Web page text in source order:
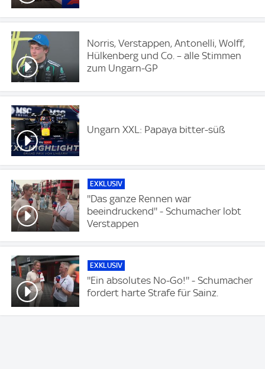
Norris, Verstappen, Antonelli, Wolff,
Hülkenberg und Co. – alle Stimmen
zum Ungarn-GP
Ungarn XXL: Papaya bitter-süß
EXKLUSIV
''Das ganze Rennen war
beeindruckend'' - Schumacher lobt
Verstappen
EXKLUSIV
''Ein absolutes No-Go!'' - Schumacher
fordert harte Strafe für Sainz.